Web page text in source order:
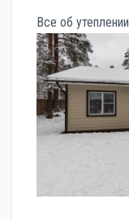
Все об утеплении